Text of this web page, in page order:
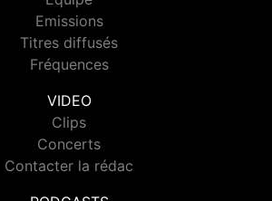
Emissions
Titres diffusés
Fréquences
VIDEO
Clips
Concerts
Contacter la rédac